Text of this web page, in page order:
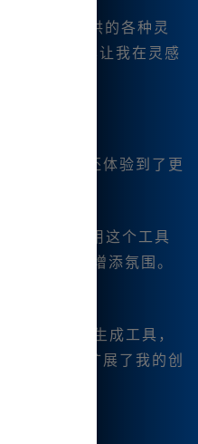
手，它提供的各种灵
。这个工具让我在灵感
情。
过程中，还体验到了更
能画，使用这个工具
为我的作品增添氛围。
更加多元。
线的AI视频生成工具，
态视频，扩展了我的创